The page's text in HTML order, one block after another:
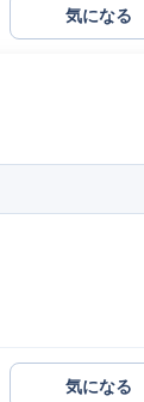
気になる
気になる